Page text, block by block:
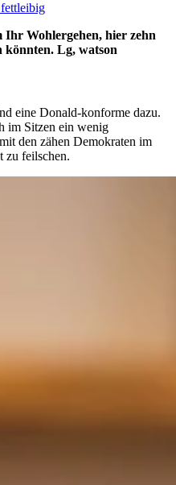
Wohlergehen, hier zehn
könnten. Lg, watson
eine Donald-konforme dazu.
im Sitzen ein wenig
den zähen Demokraten im
zu feilschen.